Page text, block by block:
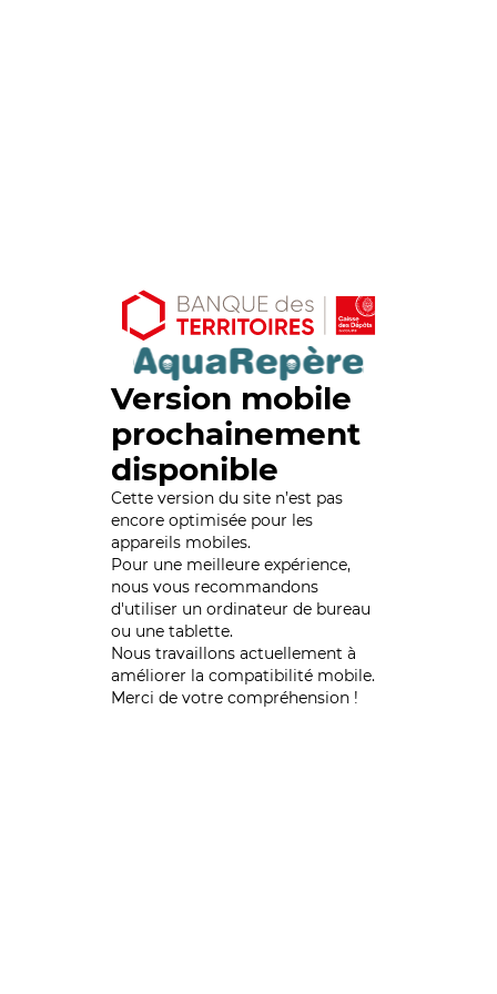
Version mobile
prochainement
disponible
Cette version du site n’est pas
encore optimisée pour les
appareils mobiles.
Pour une meilleure expérience,
nous vous recommandons
d'utiliser un ordinateur de bureau
ou une tablette.
Nous travaillons actuellement à
améliorer la compatibilité mobile.
Merci de votre compréhension !